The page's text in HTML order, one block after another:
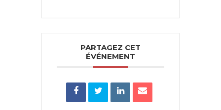
PARTAGEZ CET
ÉVÉNEMENT